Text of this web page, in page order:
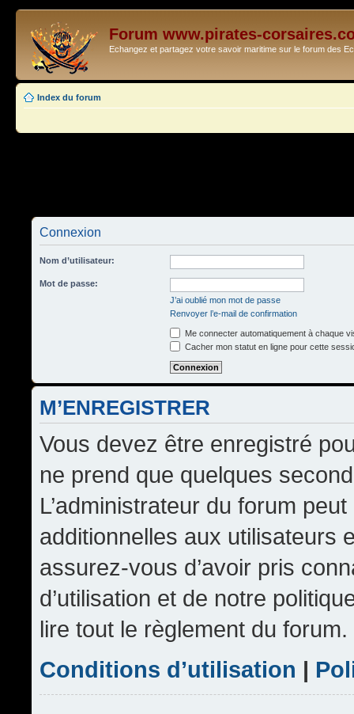
Forum www.pirates-
Echangez et partagez votre savoir maritime sur le forum des
Index du forum
Connexion
Nom d’utilisateur:
Mot de passe:
J’ai oublié mon mot de passe
Renvoyer l’e-mail de confirmation
Me connecter automatiquement à chaque
Cacher mon statut en ligne pour cette
M’ENREGISTRER
Vous devez être enregistré
ne prend que quelques
L’administrateur du forum
additionnelles aux utilisateurs
assurez-vous d’avoir pris
d’utilisation et de notre
lire tout le règlement du forum.
Conditions d’utilisation |